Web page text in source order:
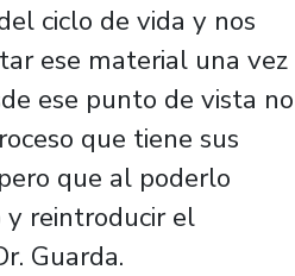
ciclo de vida y nos
ese material una vez
ese punto de vista no
que tiene sus
que al poderlo
y reintroducir el
Guarda.